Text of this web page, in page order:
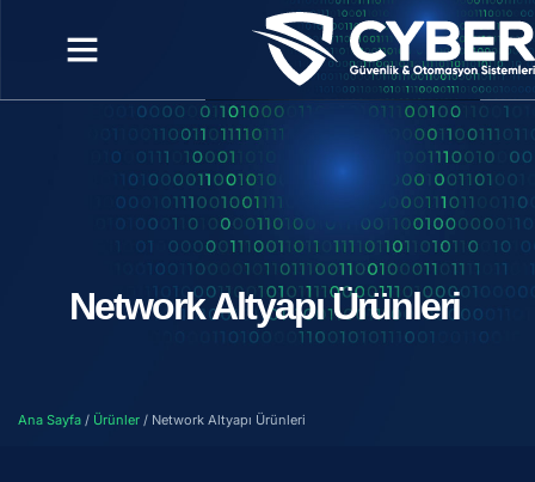
Network Altyapı Ürünleri
Ana Sayfa / Ürünler / Network Altyapı Ürünleri